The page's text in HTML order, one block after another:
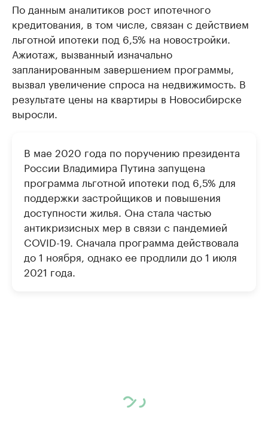
По данным аналитиков рост ипотечного
кредитования, в том числе, связан с действием
льготной ипотеки под 6,5% на новостройки.
Ажиотаж, вызванный изначально
запланированным завершением программы,
вызвал увеличение спроса на недвижимость. В
результате цены на квартиры в Новосибирске
выросли.
В мае 2020 года по поручению президента
России Владимира Путина запущена
программа льготной ипотеки под 6,5% для
поддержки застройщиков и повышения
доступности жилья. Она стала частью
антикризисных мер в связи с пандемией
COVID-19. Сначала программа действовала
до 1 ноября, однако ее продлили до 1 июля
2021 года.